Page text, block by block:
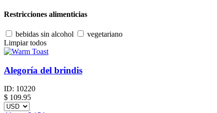
Restricciones alimenticias
bebidas sin alcohol
vegetariano
Limpiar todos
Alegoría del brindis
ID: 10220
$ 109.95